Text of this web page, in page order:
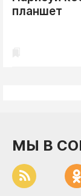
планшет
МЫ В